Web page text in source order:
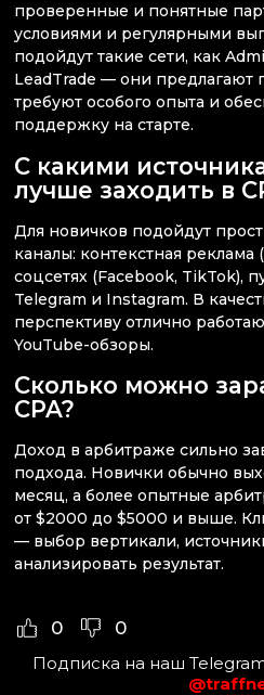
проверенные и понятные
условиями и регулярными
подойдут такие сети, как
LeadTrade — они предлагают
требуют особого опыта и
поддержку на старте.
С какими
лучше заходить в
Для новичков подойдут
каналы: контекстная реклама
соцсетях (Facebook, TikTok),
Telegram и Instagram. В
перспективу отлично
YouTube-обзоры.
Сколько можно
CPA?
Доход в арбитраже сильно
подхода. Новички обычно
месяц, а более опытные
от $2000 до $5000 и выше.
— выбор вертикали,
анализировать результат.
0 0
Подписка на наш